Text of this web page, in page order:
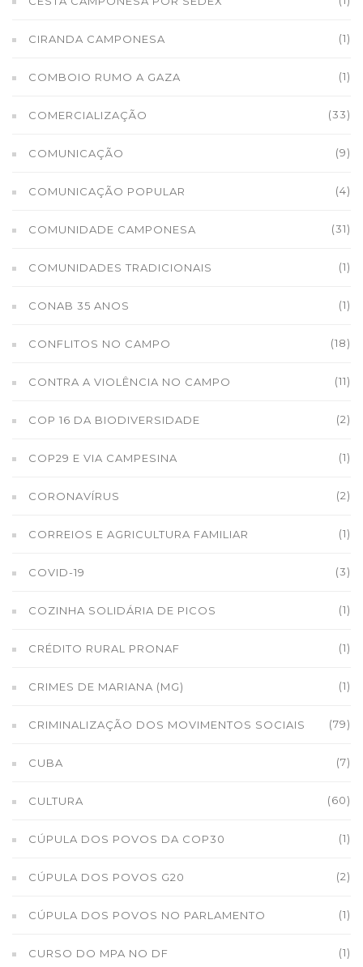
CIRANDA CAMPONESA (1)
COMBOIO RUMO A GAZA (1)
COMERCIALIZAÇÃO (33)
COMUNICAÇÃO (9)
COMUNICAÇÃO POPULAR (4)
COMUNIDADE CAMPONESA (31)
COMUNIDADES TRADICIONAIS (1)
CONAB 35 ANOS (1)
CONFLITOS NO CAMPO (18)
CONTRA A VIOLÊNCIA NO CAMPO (11)
COP 16 DA BIODIVERSIDADE (2)
COP29 E VIA CAMPESINA (1)
CORONAVÍRUS (2)
CORREIOS E AGRICULTURA FAMILIAR (1)
COVID-19 (3)
COZINHA SOLIDÁRIA DE PICOS (1)
CRÉDITO RURAL PRONAF (1)
CRIMES DE MARIANA (MG) (1)
CRIMINALIZAÇÃO DOS MOVIMENTOS SOCIAIS (79)
CUBA (7)
CULTURA (60)
CÚPULA DOS POVOS DA COP30 (1)
CÚPULA DOS POVOS G20 (2)
CÚPULA DOS POVOS NO PARLAMENTO (1)
CURSO DO MPA NO DF (1)